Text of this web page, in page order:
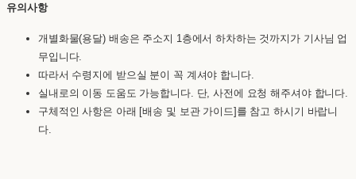
유의사항
개별화물(용달) 배송은 주소지 1층에서 하차하는 것까지가 기사님 업
무입니다.
따라서 수령지에 받으실 분이 꼭 계셔야 합니다.
실내로의 이동 도움도 가능합니다. 단, 사전에 요청 해주셔야 합니다.
구체적인 사항은 아래 [배송 및 보관 가이드]를 참고 하시기 바랍니
다.